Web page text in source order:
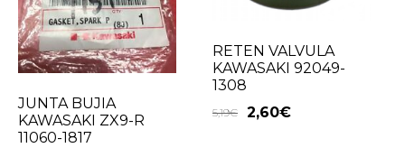
JUNTA BUJIA
KAWASAKI ZX9-R
11060-1817
RETEN VALVULA
KAWASAKI 92049-
1308
5,19€ 2,60€